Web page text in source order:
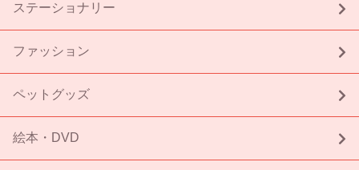
ステーショナリー
ファッション
ペットグッズ
絵本・DVD